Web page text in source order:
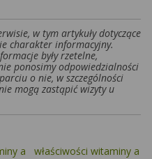
w tym artykuły dotyczące
charakter informacyjny.
były rzetelne,
ponosimy odpowiedzialności
o nie, w szczególności
mogą zastąpić wizyty u
a właściwości witaminy a